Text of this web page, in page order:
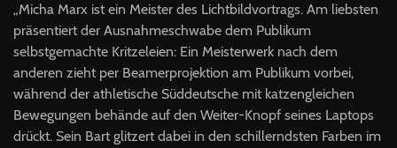
„Micha Marx ist ein Meister des Lichtbildvortrags. Am liebsten
präsentiert der Ausnahmeschwabe dem Publikum
selbstgemachte Kritzeleien: Ein Meisterwerk nach dem
anderen zieht per Beamerprojektion am Publikum vorbei,
während der athletische Süddeutsche mit katzengleichen
Bewegungen behände auf den Weiter-Knopf seines Laptops
drückt. Sein Bart glitzert dabei in den schillerndsten Farben im